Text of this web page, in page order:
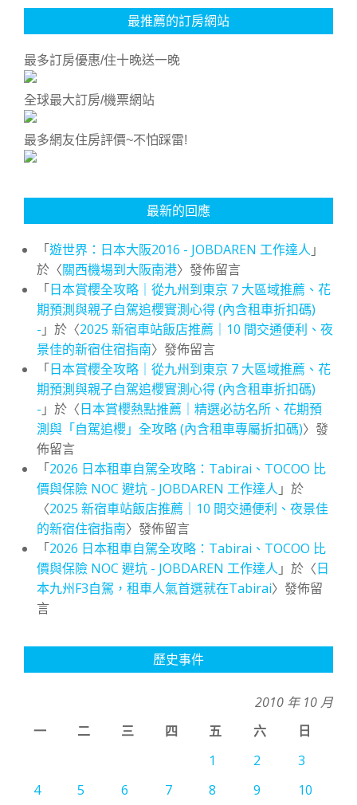
最推薦的訂房網站
最多訂房優惠/住十晚送一晚
全球最大訂房/機票網站
最多網友住房評價~不怕踩雷!
最新的回應
「遊世界：日本大阪2016 - JOBDAREN 工作達人 」
於〈關西機場到大阪南港〉發佈留言
「日本賞櫻全攻略｜從九州到東京 7 大區域推薦、花
期預測與親子自駕追櫻實測心得 (內含租車折扣碼)
- 」於〈2025 新宿車站飯店推薦｜10 間交通便利、夜
景佳的新宿住宿指南〉發佈留言
「日本賞櫻全攻略｜從九州到東京 7 大區域推薦、花
期預測與親子自駕追櫻實測心得 (內含租車折扣碼)
- 」於〈日本賞櫻熱點推薦｜精選必訪名所、花期預
測與「自駕追櫻」全攻略 (內含租車專屬折扣碼)〉發
佈留言
「2026 日本租車自駕全攻略：Tabirai、TOCOO 比
價與保險 NOC 避坑 - JOBDAREN 工作達人 」於
〈2025 新宿車站飯店推薦｜10 間交通便利、夜景佳
的新宿住宿指南〉發佈留言
「2026 日本租車自駕全攻略：Tabirai、TOCOO 比
價與保險 NOC 避坑 - JOBDAREN 工作達人 」於〈日
本九州F3自駕，租車人氣首選就在Tabirai〉發佈留
言
歷史事件
2010 年 10 月
一
二 三 四 五 六
日
1
2
3
4
5 6 7 8 9
10